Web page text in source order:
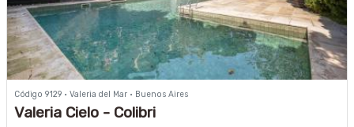
Código 9129 · Valeria del Mar · Buenos Aires
Valeria Cielo - Colibri